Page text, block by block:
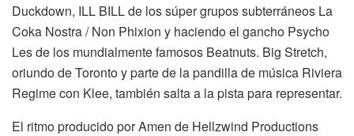
Duckdown, ILL BILL de los súper grupos subterráneos La
Coka Nostra / Non Phixion y haciendo el gancho Psycho
Les de los mundialmente famosos Beatnuts. Big Stretch,
oriundo de Toronto y parte de la pandilla de música Riviera
Regime con Klee, también salta a la pista para representar.
El ritmo producido por Amen de Hellzwind Productions